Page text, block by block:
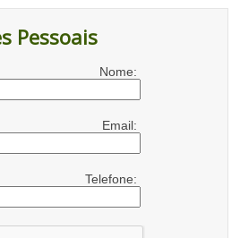
Pessoais
Nome:
Email:
Telefone: